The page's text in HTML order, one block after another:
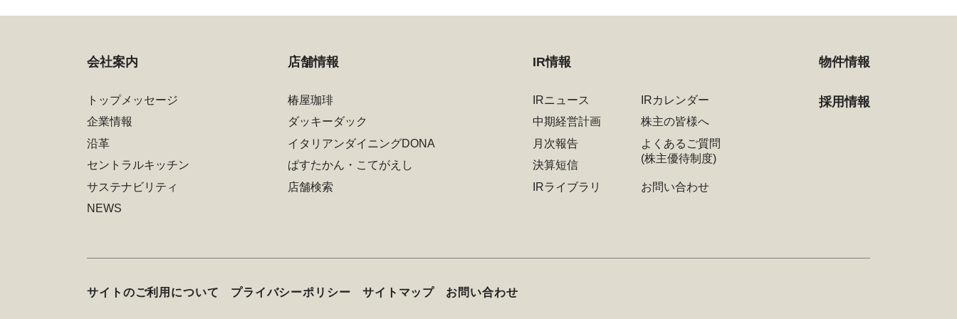
会社案内
トップメッセージ
企業情報
沿革
セントラルキッチン
サステナビリティ
NEWS
店舗情報
椿屋珈琲
ダッキーダック
イタリアンダイニングDONA
ぱすたかん・こてがえし
店舗検索
IR情報
IRニュース
IRカレンダー
中期経営計画
株主の皆様へ
月次報告
決算短信
よくあるご質問
(株主優待制度)
IRライブラリ お問い合わせ
物件情報
採用情報
サイトのご利用について プライバシーポリシー サイトマップ お問い合わせ